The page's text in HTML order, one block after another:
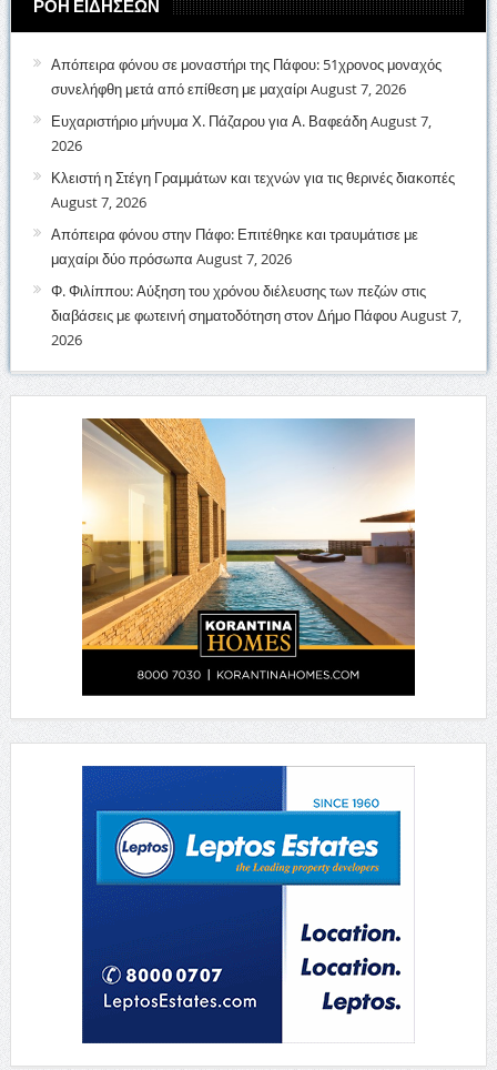
ΡΟΗ ΕΙΔΗΣΕΩΝ
Απόπειρα φόνου σε μοναστήρι της Πάφου: 51χρονος μοναχός
συνελήφθη μετά από επίθεση με μαχαίριAugust 7, 2026
Ευχαριστήριο μήνυμα Χ. Πάζαρου για Α. ΒαφεάδηAugust 7,
2026
Κλειστή η Στέγη Γραμμάτων και τεχνών για τις θερινές διακοπές
August 7, 2026
Απόπειρα φόνου στην Πάφο: Επιτέθηκε και τραυμάτισε με
μαχαίρι δύο πρόσωπα August 7, 2026
Φ. Φιλίππου: Αύξηση του χρόνου διέλευσης των πεζών στις
διαβάσεις με φωτεινή σηματοδότηση στον Δήμο ΠάφουAugust 7,
2026